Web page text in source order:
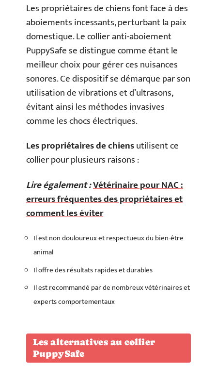
Les propriétaires de chiens font face à des
aboiements incessants, perturbant la paix
domestique. Le collier anti-aboiement
PuppySafe se distingue comme étant le
meilleur choix pour gérer ces nuisances
sonores. Ce dispositif se démarque par son
utilisation de vibrations et d’ultrasons,
évitant ainsi les méthodes invasives
comme les chocs électriques.
Les propriétaires de chiensutilisent ce
collier pour plusieurs raisons :
Lire également :Vétérinaire pour NAC :
erreurs fréquentes des propriétaires et
comment les éviter
Il est non douloureux et respectueux du bien-être
animal
Il offre des résultats rapides et durables
Il est recommandé par de nombreux vétérinaires et
experts comportementaux
Les alternatives au collier
PuppySafe